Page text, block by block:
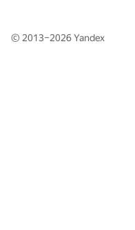
© 2013–2026Yandex